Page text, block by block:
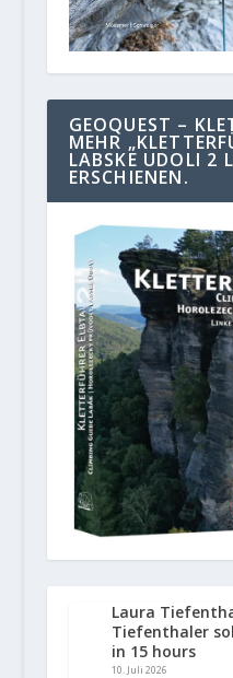
GEOQUEST –
MEHR
LABSKE UDOLI 2
ERSCHIENEN.
Laura
Tiefenthaler
in 15 hours
10. Juli 2026